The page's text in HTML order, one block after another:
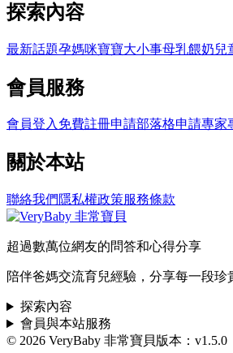
探索內容
最新話題孕媽咪寶寶大小事母乳餵奶兒
會員服務
會員登入免費註冊申請部落格申請專家
關於本站
聯絡我們 隱私權政策服務條款
超過數萬位網友的問答和心得分享
陪伴爸媽交流育兒經驗，分享每一段珍
探索內容
會員與本站服務
© 2026 VeryBaby 非常寶貝版本：v1.5.0